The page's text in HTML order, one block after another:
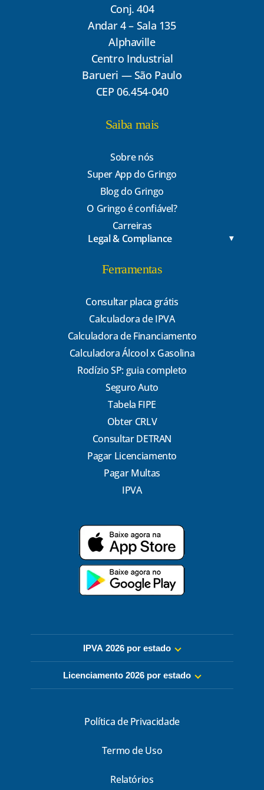
Conj. 404
Andar 4 – Sala 135
Alphaville
Centro Industrial
Barueri — São Paulo
CEP 06.454-040
Saiba mais
Sobre nós
Super App do Gringo
Blog do Gringo
O Gringo é confiável?
Carreiras
Legal & Compliance
Ferramentas
Consultar placa grátis
Calculadora de IPVA
Calculadora de Financiamento
Calculadora Álcool x Gasolina
Rodízio SP: guia completo
Seguro Auto
Tabela FIPE
Obter CRLV
Consultar DETRAN
Pagar Licenciamento
Pagar Multas
IPVA
IPVA 2026 por estado
Licenciamento 2026 por estado
Política de Privacidade
Termo de Uso
Relatórios